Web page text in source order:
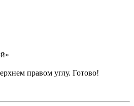
правом углу. Готово!